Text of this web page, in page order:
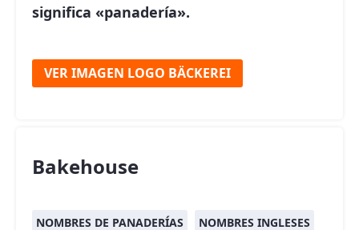
significa «panadería».
VER IMAGEN LOGO BÄCKEREI
Bakehouse
NOMBRES DE PANADERÍAS NOMBRES INGLESES